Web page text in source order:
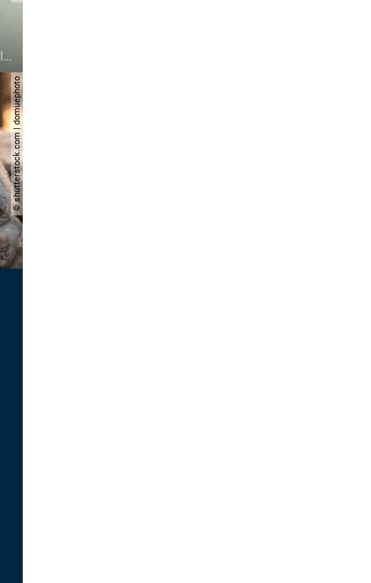
nordkoreas sommerliche empfehlungen
© shutterstock.com | domuephoto